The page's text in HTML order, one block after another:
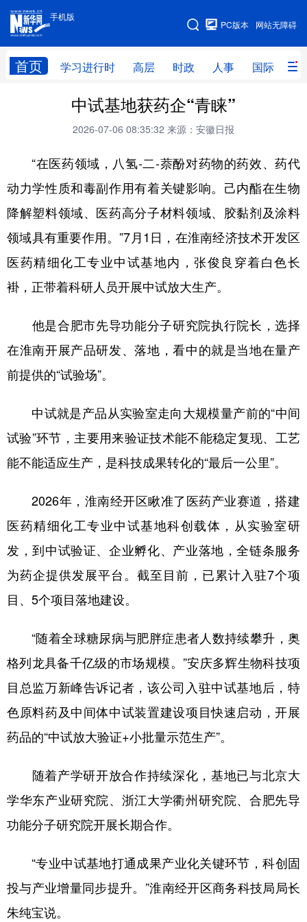
手机版
网站无障碍
PC版本
首页 学习进行时 高层 时政 人事 国际 财
手机版
网站地图
高层 时政
财经 网评
台湾 思客智库 全球连线 教育
科技 科创 量子 体育
文化 书画 健康 军事
访谈 视频 图片 政务
学术中国 乡村振兴 银龄 溯源中国
公益 一带一路 亚太网 上市公司
文化产业
地方频道
北京 天津 河北 山西
辽宁 吉林 江苏
广东 广西 海南 重庆
陕西 甘肃 青海 宁夏
新疆 内蒙古 黑龙江
多语种频道
English Español
Deutsch Português
中试基地获药企“青睐”
2026-07-06 08:35:32 来源：安徽日报
“在医药领域，八氢-二-萘酚对药物的药效、药代
动力学性质和毒副作用有着关键影响。己内酯在生物
降解塑料领域、医药高分子材料领域、胶黏剂及涂料
领域具有重要作用。”7月1日，在淮南经济技术开发区
医药精细化工专业中试基地内，张俊良穿着白色长
褂，正带着科研人员开展中试放大生产。
他是合肥市先导功能分子研究院执行院长，选择
在淮南开展产品研发、落地，看中的就是当地在量产
前提供的“试验场”。
中试就是产品从实验室走向大规模量产前的“中间
试验”环节‌，主要用来验证技术能不能稳定复现、工艺
能不能适应生产，是科技成果转化的“最后一公里”。‌‌
2026年，淮南经开区瞅准了医药产业赛道，搭建
医药精细化工专业中试基地科创载体，从实验室研
发，到中试验证、企业孵化、产业落地，全链条服务
为药企提供发展平台。截至目前，已累计入驻7个项
目、5个项目落地建设。
“随着全球糖尿病与肥胖症患者人数持续攀升，奥
格列龙具备千亿级的市场规模。”安庆多辉生物科技项
目总监万新峰告诉记者，该公司入驻中试基地后，特
色原料药及中间体中试装置建设项目快速启动，开展
药品的“中试放大验证+小批量示范生产”。
随着产学研开放合作持续深化，基地已与北京大
学华东产业研究院、浙江大学衢州研究院、合肥先导
功能分子研究院开展长期合作。
“专业中试基地打通成果产业化关键环节，科创固
投与产业增量同步提升。”淮南经开区商务科技局局长
朱纯宝说。